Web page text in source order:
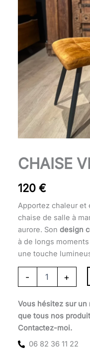
CHAISE
120 €
Apportez chaleur et
chaise de salle à
aurore. Son design
à de longs
une touche
-
quantité
de
Vernet
+
Vous hésitez sur un
que tous nos
Contactez-moi.
06 82 36 11 22